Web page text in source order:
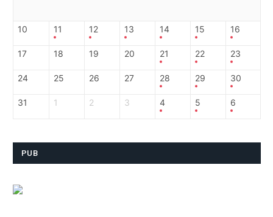
10 11 12 13 14 15 16
17 18 19 20 21 22 23
24 25 26 27 28 29 30
31 1 2 3 4 5 6
PUB